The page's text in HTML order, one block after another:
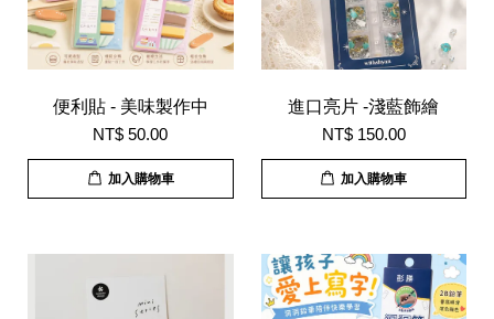
便利貼 - 美味製作中
NT$ 50.00
加入購物車
進口亮片 -淺藍飾繪
NT$ 150.00
加入購物車